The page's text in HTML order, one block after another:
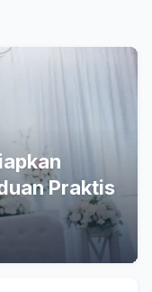
Praktis